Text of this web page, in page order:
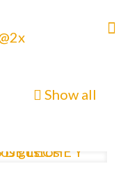
Show all